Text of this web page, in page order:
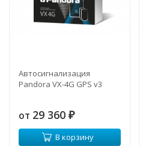
Автосигнализация
Pandora VX-4G GPS v3
от 29 360 ₽
В корзину